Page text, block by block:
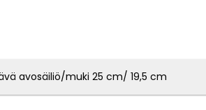
avosäiliö/muki 25 cm/ 19,5 cm